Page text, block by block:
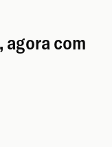
agora com